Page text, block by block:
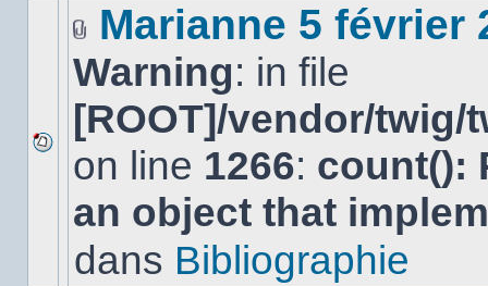
Aucun
nouveau
message
non-
dans
joint(s)
Marianne 5 février
Warning: in file
[ROOT]/vendor/
on line 1266: count():
an object that
dans Bibliographie